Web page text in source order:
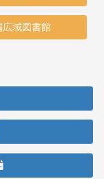
広域図書館